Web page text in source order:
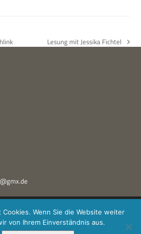
Nächster
Lesung mit Jessika Fichtel
| © 2019–2026 ·XPDT : Marken &
|Impressum·Datenschutz
Wenn Sie die Website weiter
von Ihrem Einverständnis aus.